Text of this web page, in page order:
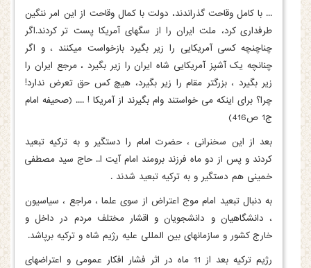
... با کامل وقاحت گذراندند، دولت با کمال وقاحت از این امر ننگین
طرفداری کرد، ملت ایران را از سگهای آمریکا پست تر کردند.اگر
چناچنچه کسی آمریکایی را زیر بگیرد بازخواست میکنند ، و اگر
چنانچه یک آشپز آمریکایی شاه ایران را زیر بگیرد ، مرجع ایران را
زیر بگیرد ، بزرگتر مقام را زیر بگیرد، هیچ کس حق تعرض ندارد!
چرا؟ برای اینکه می خواستند وام بگیرند از آمریکا ! .... (صحیفه امام
ج1 ص416)
بعد از این سخنرانی ، حضرت امام را دستگیر و به ترکیه تبعید
کردند و پس از دو ماه فرزند برومند امام آیت ا.. حاج سید مصطفی
خمینی هم دستگیر و به ترکیه تبعید شدند .
به دنبال تبعید امام موج اعتراض از سوی علما ، مراجع ، سیاسیون
، دانشگاهیان و دانشجویان و اقشار مختلف مردم در داخل و
خارج کشور و سازمانهای بین المللی علیه رژیم شاه و ترکیه برپاشد.
رژیم ترکیه بعد از 11 ماه در اثر فشار افکار عمومی و اعتراضهای